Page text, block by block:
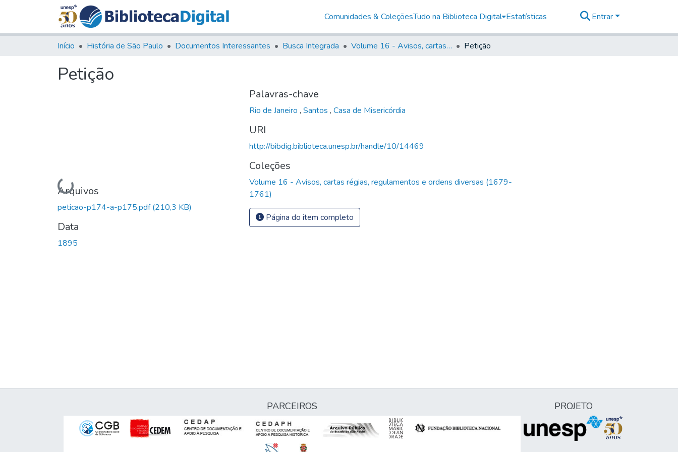
Comunidades & ColeçõesTudo na Biblioteca Digital Estatísticas Entrar
Início História de São Paulo Documentos Interessantes Busca Integrada Volume 16 - Avisos, cartas régias, regulamentos e ordens diversas (1679- 1761) Petição
Petição
Carregando...
Arquivos
peticao-p174-a-p175.pdf(210,3 KB)
Data
1895
Palavras-chave
Rio de Janeiro , Santos , Casa de Misericórdia
URI
http://bibdig.biblioteca.unesp.br/handle/10/14469
Coleções
Volume 16 - Avisos, cartas régias, regulamentos e ordens diversas (1679-
1761)
Página do item completo
PARCEIROS PROJETO